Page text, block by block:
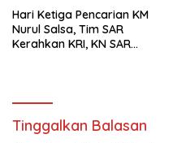
Hari Ketiga Pencarian KM
Nurul Salsa, Tim SAR
Kerahkan KRI, KN SAR
Tinggalkan Balasan